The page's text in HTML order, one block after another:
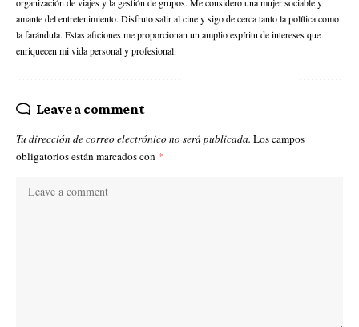
organización de viajes y la gestión de grupos. Me considero una mujer sociable y
amante del entretenimiento. Disfruto salir al cine y sigo de cerca tanto la política como
la farándula. Estas aficiones me proporcionan un amplio espíritu de intereses que
enriquecen mi vida personal y profesional.
Leave a comment
Tu dirección de correo electrónico no será publicada. Los campos
obligatorios están marcados con *